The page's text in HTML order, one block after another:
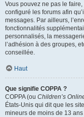
Vous pouvez ne pas le
configuré les forums afin
messages. Par ailleurs,
fonctionnalités
personnalisés, la
l’adhésion à des groupes,
conseillée.
Haut
Que signifie COPPA ?
COPPA (ou Children’s
États-Unis qui dit que les
mineurs de moins de 13